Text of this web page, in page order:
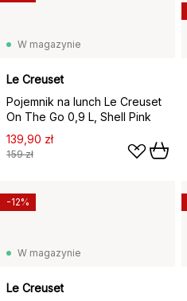
W magazynie
Le Creuset
Pojemnik na lunch Le Creuset
On The Go 0,9 L, Shell Pink
139,90 zł
159 zł
W magazynie
Le Creuset
-12%